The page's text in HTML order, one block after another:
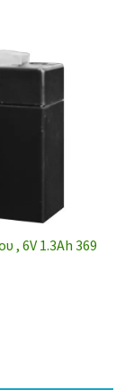
, 6V 1.3Ah 369